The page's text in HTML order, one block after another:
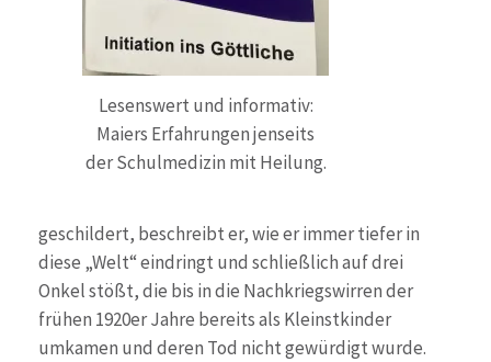
Lesenswert und informativ:
Maiers Erfahrungen jenseits
der Schulmedizin mit Heilung.
geschildert, beschreibt er, wie er immer tiefer in
diese „Welt“ eindringt und schließlich auf drei
Onkel stößt, die bis in die Nachkriegswirren der
frühen 1920er Jahre bereits als Kleinstkinder
umkamen und deren Tod nicht gewürdigt wurde.